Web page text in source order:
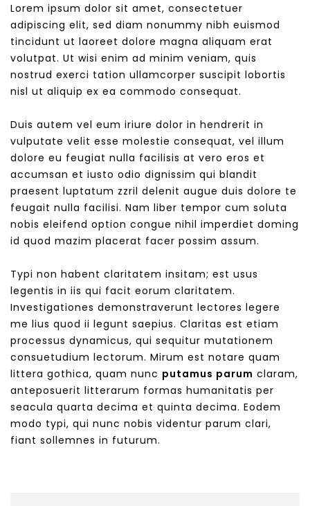
Lorem ipsum dolor sit amet, consectetuer
adipiscing elit, sed diam nonummy nibh euismod
tincidunt ut laoreet dolore magna aliquam erat
volutpat. Ut wisi enim ad minim veniam, quis
nostrud exerci tation ullamcorper suscipit lobortis
nisl ut aliquip ex ea commodo consequat.
Duis autem vel eum iriure dolor in hendrerit in
vulputate velit esse molestie consequat, vel illum
dolore eu feugiat nulla facilisis at vero eros et
accumsan et iusto odio dignissim qui blandit
praesent luptatum zzril delenit augue duis dolore te
feugait nulla facilisi. Nam liber tempor cum soluta
nobis eleifend option congue nihil imperdiet doming
id quod mazim placerat facer possim assum.
Typi non habent claritatem insitam; est usus
legentis in iis qui facit eorum claritatem.
Investigationes demonstraverunt lectores legere
me lius quod ii legunt saepius. Claritas est etiam
processus dynamicus, qui sequitur mutationem
consuetudium lectorum. Mirum est notare quam
littera gothica, quam nunc putamus parum claram,
anteposuerit litterarum formas humanitatis per
seacula quarta decima et quinta decima. Eodem
modo typi, qui nunc nobis videntur parum clari,
fiant sollemnes in futurum.